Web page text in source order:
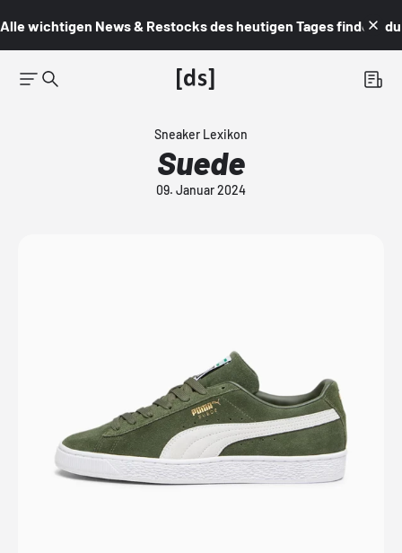
Alle wichtigen News & Restocks des heutigen Tages findest du
Sneaker Lexikon
Suede
09. Januar 2024